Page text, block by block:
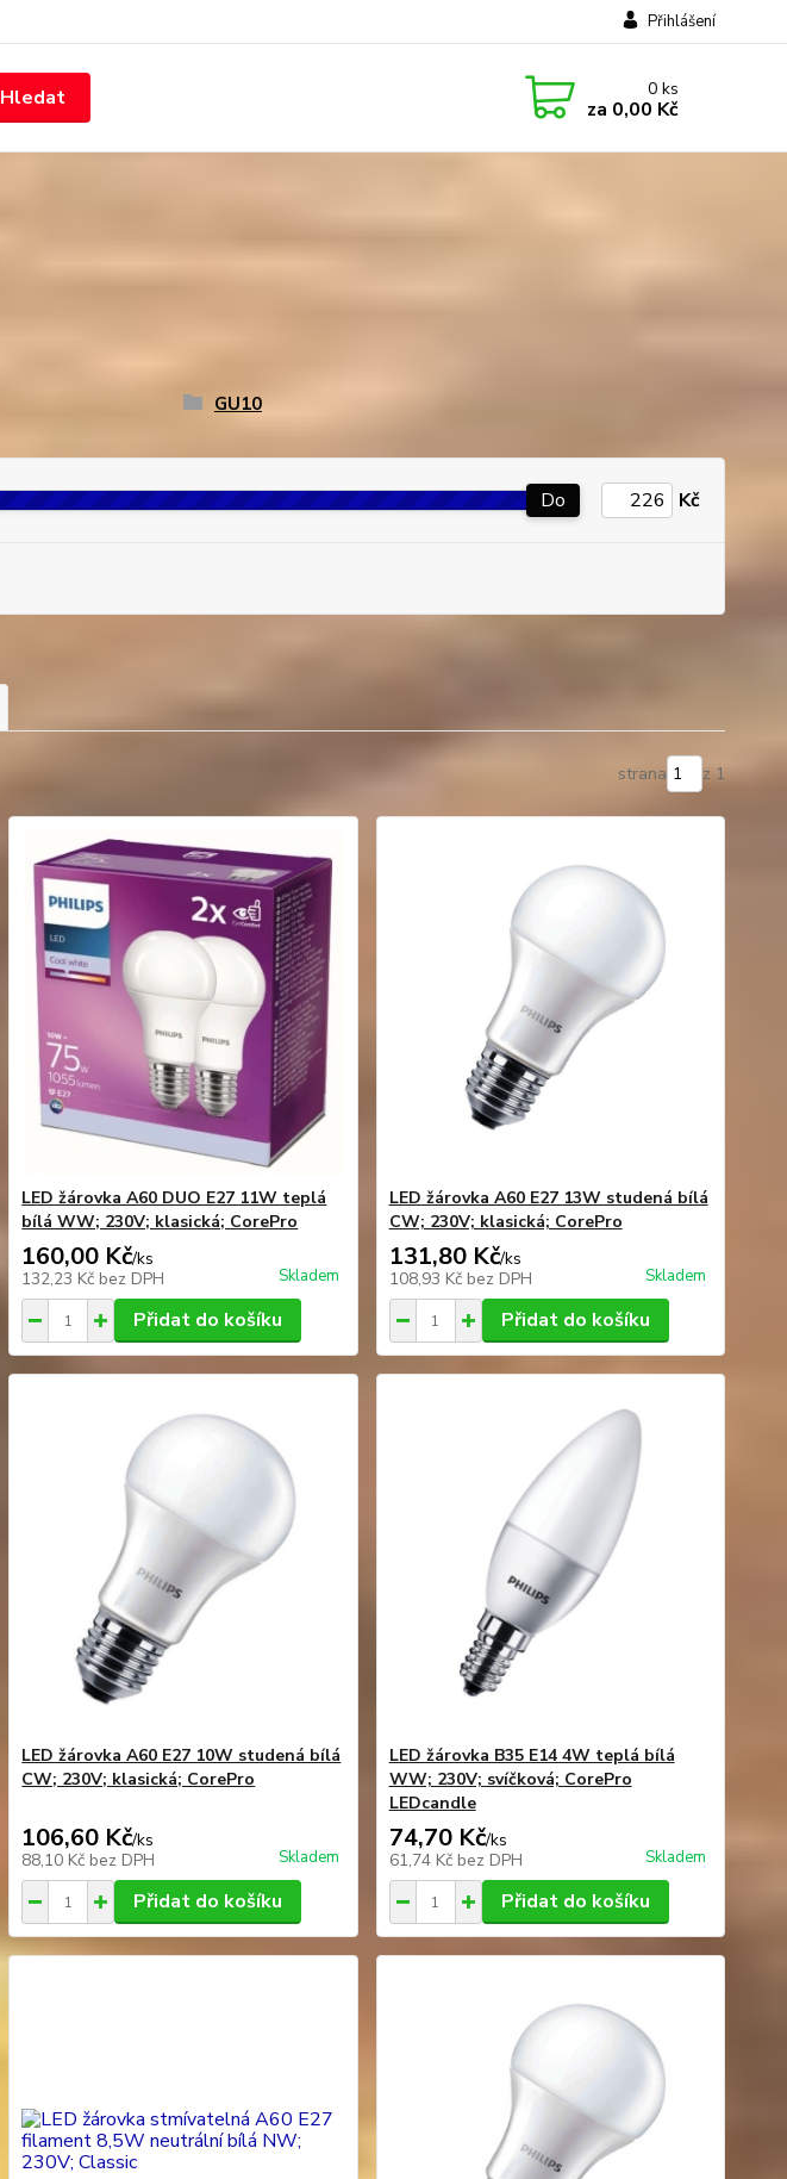
Přihlášení
Hledat 0ks
za 0,00 Kč
GU10
Do Kč
strana z 1
LED žárovka A60 DUO E27 11W teplá
bílá WW; 230V; klasická; CorePro
160,00 Kč/ks
132,23 Kč bez DPH Skladem
Přidat do košíku
LED žárovka A60 E27 13W studená bílá
CW; 230V; klasická; CorePro
131,80 Kč/ks
108,93 Kč bez DPH Skladem
Přidat do košíku
LED žárovka A60 E27 10W studená bílá
CW; 230V; klasická; CorePro
106,60 Kč/ks
88,10 Kč bez DPH Skladem
Přidat do košíku
LED žárovka B35 E14 4W teplá bílá
WW; 230V; svíčková; CorePro
LEDcandle
74,70 Kč/ks
61,74 Kč bez DPH Skladem
Přidat do košíku